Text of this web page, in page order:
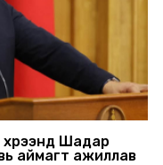
Шадар
аймагт ажиллав